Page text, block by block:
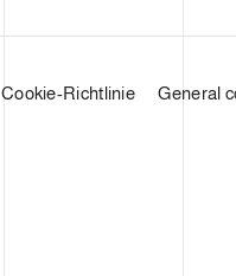
Cookie-Richtlinie General